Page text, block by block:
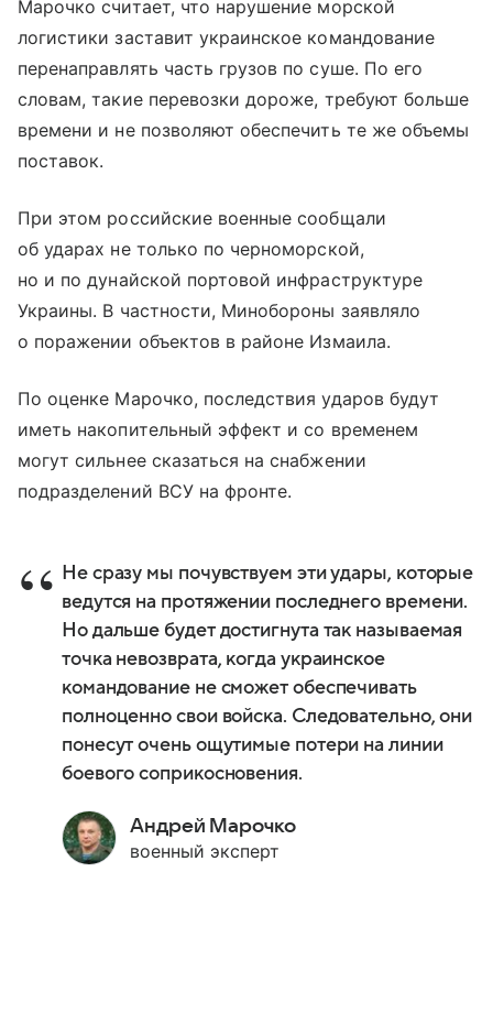
Марочко считает, что нарушение морской
логистики заставит украинское командование
перенаправлять часть грузов по суше. По его
словам, такие перевозки дороже, требуют больше
времени и не позволяют обеспечить те же объемы
поставок.
При этом российские военные сообщали
об ударах не только по черноморской,
но и по дунайской портовой инфраструктуре
Украины. В частности, Минобороны заявляло
о поражении объектов в районе Измаила.
По оценке Марочко, последствия ударов будут
иметь накопительный эффект и со временем
могут сильнее сказаться на снабжении
подразделений ВСУ на фронте.
Не сразу мы почувствуем эти удары, которые
ведутся на протяжении последнего времени.
Но дальше будет достигнута так называемая
точка невозврата, когда украинское
командование не сможет обеспечивать
полноценно свои войска. Следовательно, они
понесут очень ощутимые потери на линии
боевого соприкосновения.
Андрей Марочко
военный эксперт